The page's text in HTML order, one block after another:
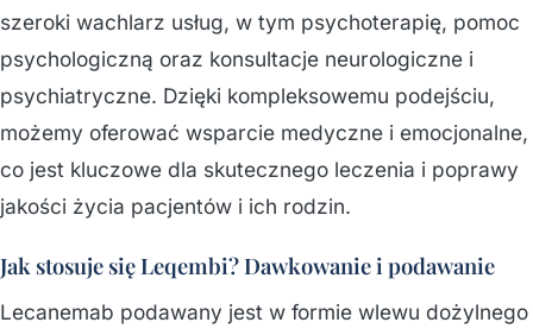
szeroki wachlarz usług, w tym psychoterapię, pomoc
psychologiczną oraz konsultacje neurologiczne i
psychiatryczne. Dzięki kompleksowemu podejściu,
możemy oferować wsparcie medyczne i emocjonalne,
co jest kluczowe dla skutecznego leczenia i poprawy
jakości życia pacjentów i ich rodzin.
Jak stosuje się Leqembi? Dawkowanie i podawanie
Lecanemab podawany jest w formie wlewu dożylnego